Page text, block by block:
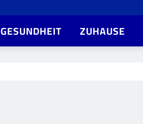
GESUNDHEIT ZUHAUSE